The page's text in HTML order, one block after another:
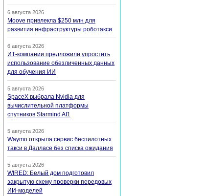
6 августа 2026
Moove привлекла $250 млн для
развития инфраструктуры роботакси
6 августа 2026
ИТ-компании предложили упростить
использование обезличенных данных
для обучения ИИ
5 августа 2026
SpaceX выбрала Nvidia для
вычислительной платформы
спутников Starmind AI1
5 августа 2026
Waymo открыла сервис беспилотных
такси в Далласе без списка ожидания
5 августа 2026
WIRED: Белый дом подготовил
закрытую схему проверки передовых
ИИ-моделей